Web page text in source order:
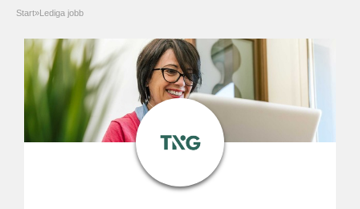
Start»Lediga jobb